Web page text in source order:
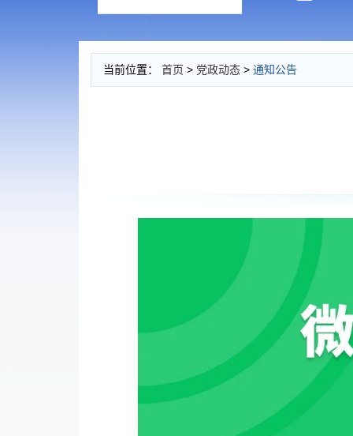
当前位置： 首页 > 党政动态 > 通知公告